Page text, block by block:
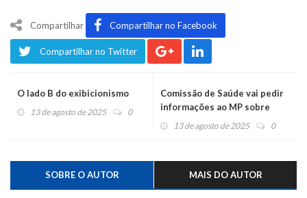
Compartilhar Compartilhar no Facebook
Compartilhar no Twitter
O lado B do exibicionismo
13 de agosto de 2025 0
Comissão de Saúde vai pedir
informações ao MP sobre
inquérito por instalação de
13 de agosto de 2025 0
SOBRE O AUTOR MAIS DO AUTOR